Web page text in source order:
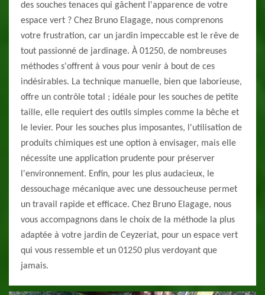
des souches tenaces qui gâchent l'apparence de votre
espace vert ? Chez Bruno Elagage, nous comprenons
votre frustration, car un jardin impeccable est le rêve de
tout passionné de jardinage. À 01250, de nombreuses
méthodes s'offrent à vous pour venir à bout de ces
indésirables. La technique manuelle, bien que laborieuse,
offre un contrôle total ; idéale pour les souches de petite
taille, elle requiert des outils simples comme la bêche et
le levier. Pour les souches plus imposantes, l'utilisation de
produits chimiques est une option à envisager, mais elle
nécessite une application prudente pour préserver
l'environnement. Enfin, pour les plus audacieux, le
dessouchage mécanique avec une dessoucheuse permet
un travail rapide et efficace. Chez Bruno Elagage, nous
vous accompagnons dans le choix de la méthode la plus
adaptée à votre jardin de Ceyzeriat, pour un espace vert
qui vous ressemble et un 01250 plus verdoyant que
jamais.